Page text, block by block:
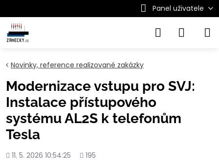
Panel uživatele
Novinky, reference realizované zakázky
Modernizace vstupu pro SVJ:
Instalace přístupového
systému AL2S k telefonům
Tesla
Přidáno
11. 5. 2026 10:54:25
Počet
195